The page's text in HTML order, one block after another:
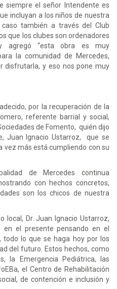
siempre el señor Intendente es
incluyan a los niños de nuestra
también a través del Club
que los clubes son ordenadores
agregó “esta obra es muy
la comunidad de Mercedes,
disfrutarla, y eso nos pone muy
por la recuperación de la
referente barrial y social,
de Fomento, quién dijo
Juan Ignacio Ustarroz, que se
vez más está cumpliendo con su
de Mercedes continua
con hechos concretos,
son los chicos de nuestra
local, Dr. Juan Ignacio Ustarroz,
en el presente pensando en el
lo que se haga hoy por los
del futuro. Estos hechos, como
la Emergencia Pediátrica, las
el Centro de Rehabilitación
de contención e inclusión y